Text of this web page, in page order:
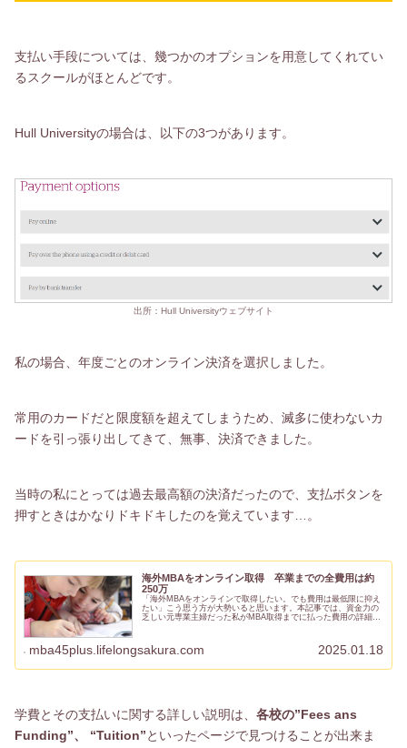
支払い手段については、幾つかのオプションを用意してくれてい
るスクールがほとんどです。
Hull Universityの場合は、以下の3つがあります。
出所：Hull Universityウェブサイト
私の場合、年度ごとのオンライン決済を選択しました。
常用のカードだと限度額を超えてしまうため、滅多に使わないカ
ードを引っ張り出してきて、無事、決済できました。
当時の私にとっては過去最高額の決済だったので、支払ボタンを
押すときはかなりドキドキしたのを覚えています…。
海外MBAをオンライン取得 卒業までの全費用は約
250万
「海外MBAをオンラインで取得したい。でも費用は最低限に抑え
たい」こう思う方が大勢いると思います。本記事では、資金力の
乏しい元専業主婦だった私がMBA取得までに払った費用の詳細
mba45plus.lifelongsakura.com 2025.01.18
学費とその支払いに関する詳しい説明は、 各校の”Fees ans
Funding”、 “Tuition”といったページで見つけることが出来ま